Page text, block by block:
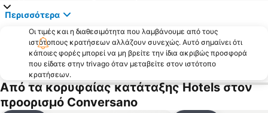
Περισσότερα
Οι τιμές και η διαθεσιμότητα που λαμβάνουμε από τους
ιστότοπους κρατήσεων αλλάζουν συνεχώς. Αυτό σημαίνει ότι
κάποιες φορές μπορεί να μη βρείτε την ίδια ακριβώς προσφορά
που είδατε στην trivago όταν μεταβείτε στον ιστότοπο
κρατήσεων.
Από τα κορυφαίας κατάταξης Hotels στον
προορισμό Conversano